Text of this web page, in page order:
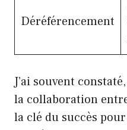
Déréférencement
J’ai souvent
la collaboration
la clé du succès